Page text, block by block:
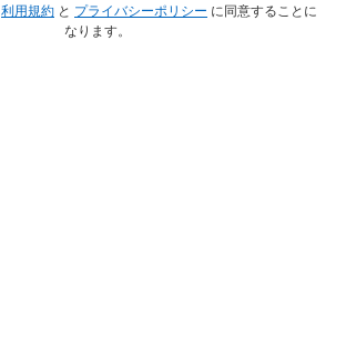
利用規約 と プライバシーポリシー に同意することに
なります。